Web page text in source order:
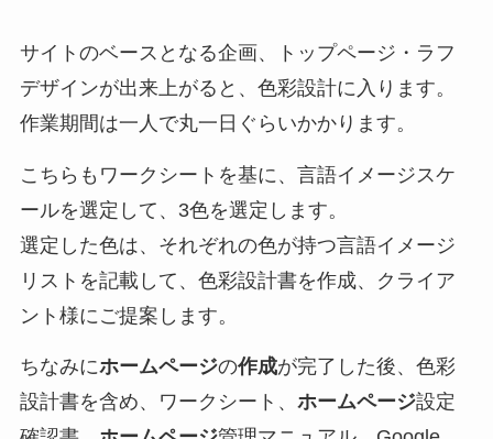
サイトのベースとなる企画、トップページ・ラフ
デザインが出来上がると、色彩設計に入ります。
作業期間は一人で丸一日ぐらいかかります。
こちらもワークシートを基に、言語イメージスケ
ールを選定して、3色を選定します。
選定した色は、それぞれの色が持つ言語イメージ
リストを記載して、色彩設計書を作成、クライア
ント様にご提案します。
ちなみにホームページの作成が完了した後、色彩
設計書を含め、ワークシート、 ホームページ設定